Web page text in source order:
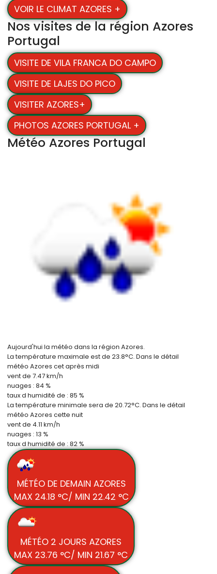
VOIR LE CLIMAT AZORES +
Nos visites de la région Azores
Portugal
VISITE DE VILA FRANCA DO CAMPO
VISITE DE LAJES DO PICO
VISITER AZORES+
PHOTOS AZORES PORTUGAL +
Météo Azores Portugal
Aujourd'hui la météo dans la région Azores.
La température maximale est de 23.8°C. Dans le détail
météo Azores cet après midi
vent de 7.47 km/h
nuages : 84 %
taux d humidité de : 85 %
La température minimale sera de 20.72°C. Dans le détail
météo Azores cette nuit
vent de 4.11 km/h
nuages : 13 %
taux d humidité de : 82 %
MÉTÉO DE DEMAIN AZORES
MAX 24.18 °C/ MIN 22.42 °C
MÉTÉO 2 JOURS AZORES
MAX 23.76 °C/ MIN 21.67 °C